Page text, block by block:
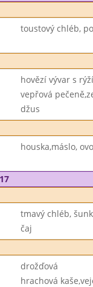
toustový chléb,
hovězí vývar s
vepřová
džus
houska,máslo,
tmavý chléb,
čaj
drožďová
hrachová